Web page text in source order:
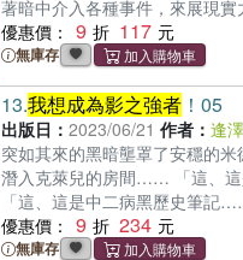
著暗中介入各種事件，來展現
和雪女在暗中操控局勢。待敵
拯救四越商會」的計畫能否成
優惠價： 9 117
無庫存
13.我想成為影之強者 ！05
出版日： 2023/06/21 作者： 逢
突如其來的黑暗壟罩了安穩的
潛入克萊兒的房間…… 「這、這
「這、這是中二病黑歷史筆記
期!! ★系列累積銷量突破400萬
優惠價： 9 234
無庫存